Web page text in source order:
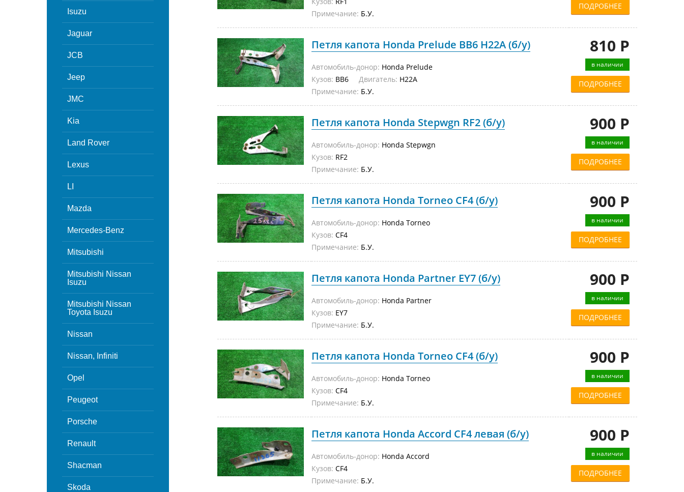
Isuzu
Jaguar
JCB
Jeep
JMC
Kia
Land Rover
Lexus
LI
Mazda
Mercedes-Benz
Mitsubishi
Mitsubishi Nissan
Isuzu
Mitsubishi Nissan
Toyota Isuzu
Nissan
Nissan, Infiniti
Opel
Peugeot
Porsche
Renault
Shacman
Skoda
Примечание: Б.У.
ПОДРОБНЕЕ
Петля капота Honda Prelude BB6 H22A (б/у)
Автомобиль-донор: Honda Prelude
Кузов: BB6 Двигатель: H22A
Примечание: Б.У.
810 Р
в наличии
ПОДРОБНЕЕ
Петля капота Honda Stepwgn RF2 (б/у)
Автомобиль-донор: Honda Stepwgn
Кузов: RF2
Примечание: Б.У.
900 Р
в наличии
ПОДРОБНЕЕ
Петля капота Honda Torneo CF4 (б/у)
Автомобиль-донор: Honda Torneo
Кузов: CF4
Примечание: Б.У.
900 Р
в наличии
ПОДРОБНЕЕ
Петля капота Honda Partner EY7 (б/у)
Автомобиль-донор: Honda Partner
Кузов: EY7
Примечание: Б.У.
900 Р
в наличии
ПОДРОБНЕЕ
Петля капота Honda Torneo CF4 (б/у)
Автомобиль-донор: Honda Torneo
Кузов: CF4
Примечание: Б.У.
900 Р
в наличии
ПОДРОБНЕЕ
Петля капота Honda Accord CF4 левая (б/у)
Автомобиль-донор: Honda Accord
Кузов: CF4
Примечание: Б.У.
900 Р
в наличии
ПОДРОБНЕЕ